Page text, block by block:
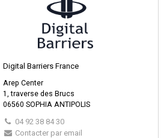
Digital Barriers France
Arep Center
1, traverse des Brucs
06560 SOPHIA ANTIPOLIS
04 92 38 84 30
Contacter par email